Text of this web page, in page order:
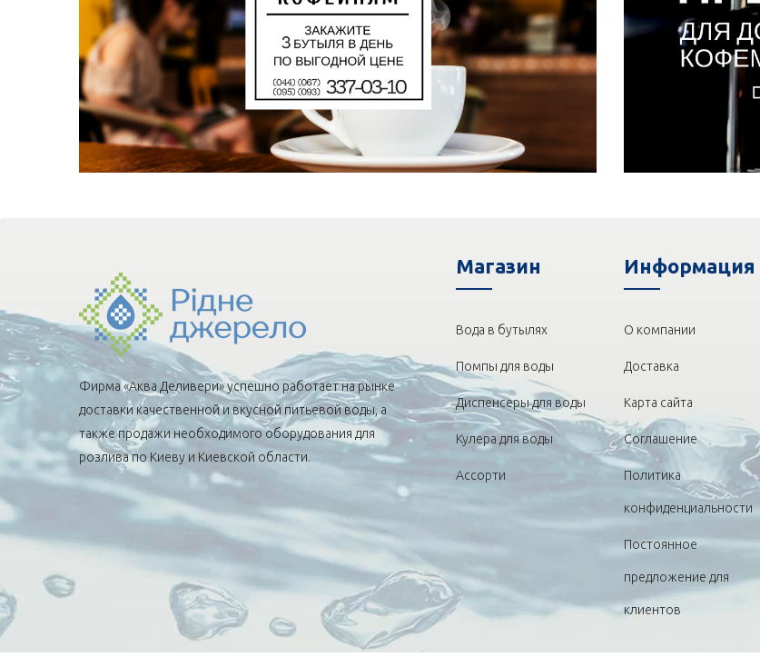
Фирма «Аква Деливери» успешно работает на рынке
доставки качественной и вкусной питьевой воды, а
также продажи необходимого оборудования для
розлива по Киеву и Киевской области.
Магазин
Вода в бутылях
Помпы для воды
Диспенсеры для воды
Кулера для воды
Ассорти
Информация
О компании
Доставка
Карта сайта
Соглашение
Политика
конфиденциальности
Постоянное
предложение для
клиентов